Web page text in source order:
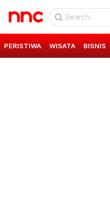
PERISTIWA WISATA BISNIS